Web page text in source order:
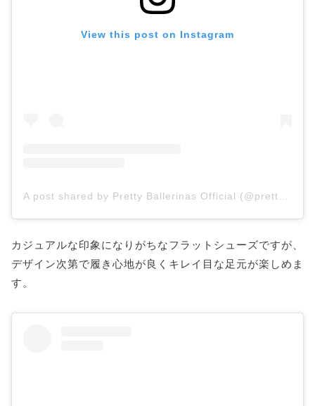
View this post on Instagram
A post shared by Pretty Ballerinas Official (@prettyballerinas)
カジュアルな印象になりがちなフラットシューズですが、
デザイン次第で履き心地が良くキレイ目な足元が楽しめま
す。